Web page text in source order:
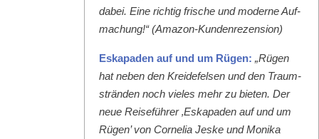
dabei. Eine richtig frische und mod­erne Auf­
machung!“ (Ama­zon-Kun­den­rezen­sion)
Eska­paden auf und um Rügen: „Rügen
hat neben den Krei­de­felsen und den Traum­
strän­den noch vieles mehr zu bieten. Der
neue Reise­führer ‚Eska­paden auf und um
Rügen’ von Cor­nelia Jeske und Moni­ka